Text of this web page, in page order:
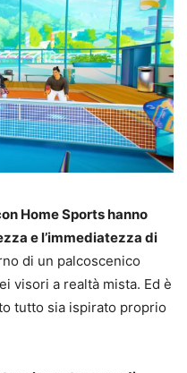
Home Sports hanno
e l’immediatezza di
di un palcoscenico
visori a realtà mista. Ed è
tutto sia ispirato proprio